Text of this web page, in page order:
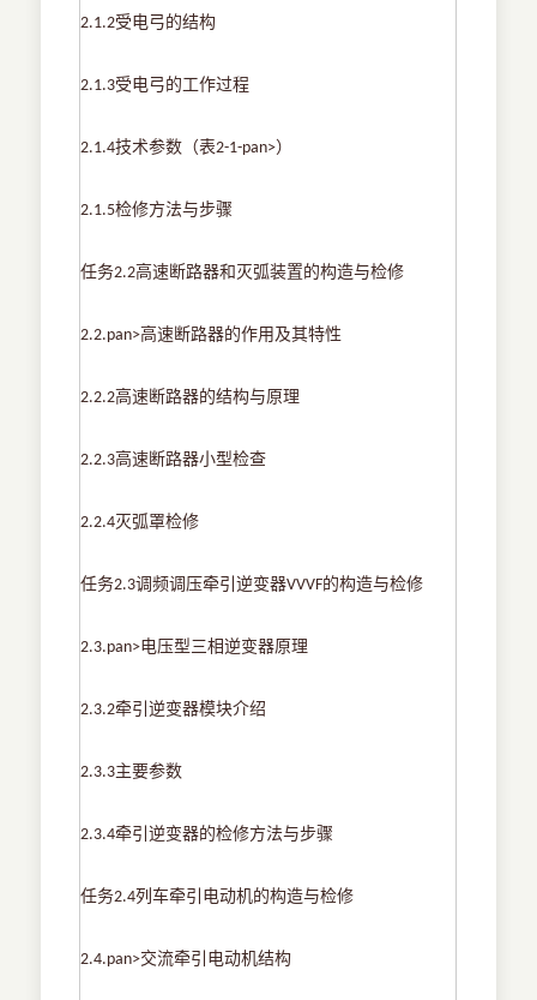
2.1.2受电弓的结构
2.1.3受电弓的工作过程
2.1.4技术参数（表2-1-pan>）
2.1.5检修方法与步骤
任务2.2高速断路器和灭弧装置的构造与检修
2.2.pan>高速断路器的作用及其特性
2.2.2高速断路器的结构与原理
2.2.3高速断路器小型检查
2.2.4灭弧罩检修
任务2.3调频调压牵引逆变器VVVF的构造与检修
2.3.pan>电压型三相逆变器原理
2.3.2牵引逆变器模块介绍
2.3.3主要参数
2.3.4牵引逆变器的检修方法与步骤
任务2.4列车牵引电动机的构造与检修
2.4.pan>交流牵引电动机结构